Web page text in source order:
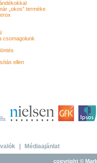
„okos” terméke
csomagolunk
ellen
Médiaajánlat
copyright ©